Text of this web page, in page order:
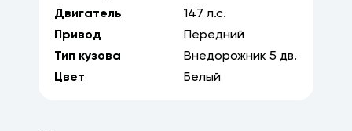
Двигатель
147 л.с.
Привод
Передний
Тип кузова
Внедорожник 5 дв.
Цвет
Белый